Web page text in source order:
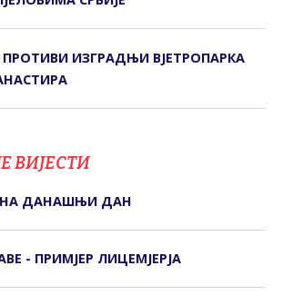
ИЗГРАДЊИ ВЈЕТРОПАРКА
ВИЈЕСТИ
ДАНАШЊИ ДАН
- ПРИМЈЕР ЛИЦЕМЈЕРЈА